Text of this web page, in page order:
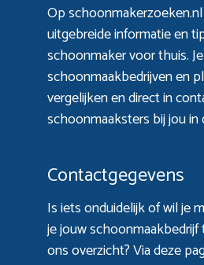
Op
uitgebreide informatie en
schoonmaker voor thuis.
schoonmaakbedrijven en
vergelijken en direct in
schoonmaaksters bij jou in
Contactgegevens
Is iets onduidelijk of wil je
je jouw
ons overzicht? Viadeze